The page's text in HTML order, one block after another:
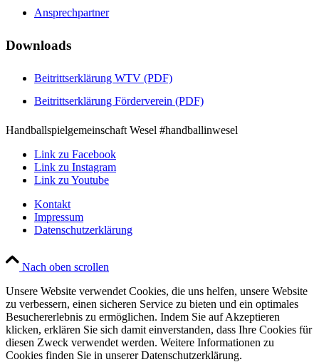
Ansprechpartner
Downloads
Beitrittserklärung WTV (PDF)
Beitrittserklärung Förderverein (PDF)
Handballspielgemeinschaft Wesel #handballinwesel
Link zu Facebook
Link zu Instagram
Link zu Youtube
Kontakt
Impressum
Datenschutzerklärung
Nach oben scrollen
Unsere Website verwendet Cookies, die uns helfen, unsere Website
zu verbessern, einen sicheren Service zu bieten und ein optimales
Besuchererlebnis zu ermöglichen. Indem Sie auf Akzeptieren
klicken, erklären Sie sich damit einverstanden, dass Ihre Cookies für
diesen Zweck verwendet werden. Weitere Informationen zu
Cookies finden Sie in unserer Datenschutzerklärung.